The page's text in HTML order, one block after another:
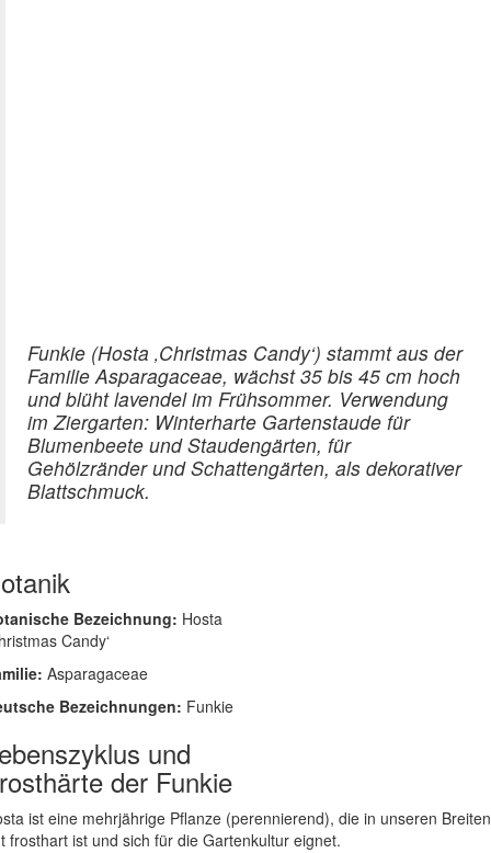
Funkie (Hosta ‚Christmas Candy‘) stammt aus der
Familie Asparagaceae, wächst 35 bis 45 cm hoch
und blüht lavendel im Frühsommer. Verwendung
im Ziergarten: Winterharte Gartenstaude für
Blumenbeete und Staudengärten, für
Gehölzränder und Schattengärten, als dekorativer
Blattschmuck.
Bezeichnung: Hosta
Candy‘
Asparagaceae
Bezeichnungen: Funkie
und
der Funkie
ist eine mehrjährige Pflanze (perennierend), die in unseren Breiten
frosthart ist und sich für die Gartenkultur eignet.